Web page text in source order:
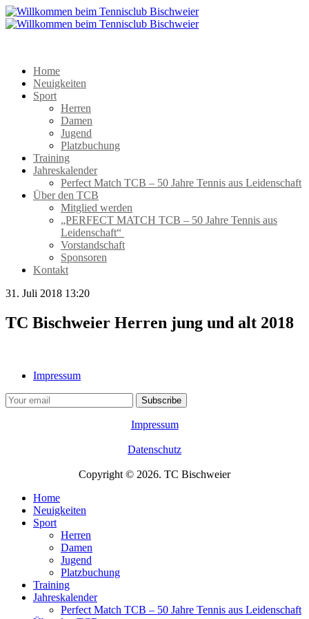
Home
Neuigkeiten
Sport
Herren
Damen
Jugend
Platzbuchung
Training
Jahreskalender
Perfect Match TCB – 50 Jahre Tennis aus Leidenschaft
Über den TCB
Mitglied werden
„PERFECT MATCH TCB – 50 Jahre Tennis aus
Leidenschaft“
Vorstandschaft
Sponsoren
Kontakt
31. Juli 2018 13:20
TC Bischweier Herren jung und alt 2018
Impressum
Impressum
Datenschutz
Copyright © 2026. TC Bischweier
Home
Neuigkeiten
Sport
Herren
Damen
Jugend
Platzbuchung
Training
Jahreskalender
Perfect Match TCB – 50 Jahre Tennis aus Leidenschaft